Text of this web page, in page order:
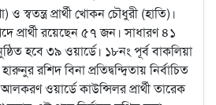
স্বতন্ত্র প্রার্থী খোকন চৌধুরী (হাতি)।
প্রার্থী রয়েছেন ৫৭ জন। সাধারণ ৪১
হবে ৩৯ ওয়ার্ডে। ১৮নং পূর্ব বাকলিয়া
রশিদ বিনা প্রতিদ্বন্দ্বিতায় নির্বাচিত
ওয়ার্ডে কাউন্সিলর প্রার্থী তারেক